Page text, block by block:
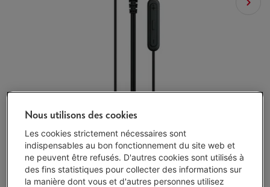
Nous utilisons des cookies
Les cookies strictement nécessaires sont
indispensables au bon fonctionnement du site web et
ne peuvent être refusés. D'autres cookies sont utilisés à
des fins statistiques pour collecter des informations sur
la manière dont vous et d'autres personnes utilisez